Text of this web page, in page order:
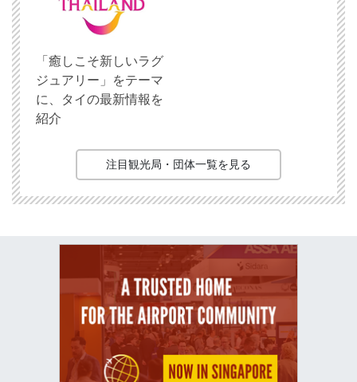
「癒しこそ新しいラグ
ジュアリー」をテーマ
に、タイの最新情報を
紹介
注目観光局・団体一覧を見る